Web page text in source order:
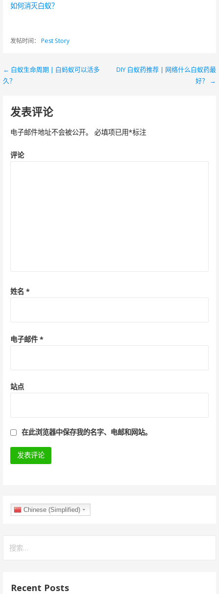
如何消灭白蚁？
发帖时间： Pest Story
文
导
航
← 白蚁生命周期 | 白蚂蚁可以活多
久？
DIY 白蚁药推荐 | 网络什么白蚁药最
好？ →
发表评论
电子邮件地址不会被公开。 必填项已用*标注
评论
姓名 *
电子邮件*
站点
在此浏览器中保存我的名字、电邮和网站。
Chinese (Simplified)
索
Recent Posts